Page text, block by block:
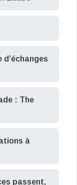
: The
à
passent,